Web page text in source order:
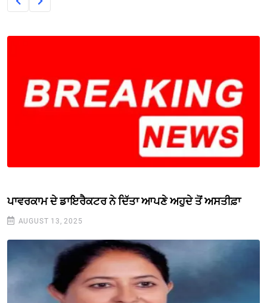
ਪਾਵਰਕਾਮ ਦੇ ਡਾਇਰੈਕਟਰ ਨੇ ਦਿੱਤਾ ਆਪਣੇ ਅਹੁਦੇ ਤੋਂ ਅਸਤੀਫ਼ਾ
AUGUST 13, 2025